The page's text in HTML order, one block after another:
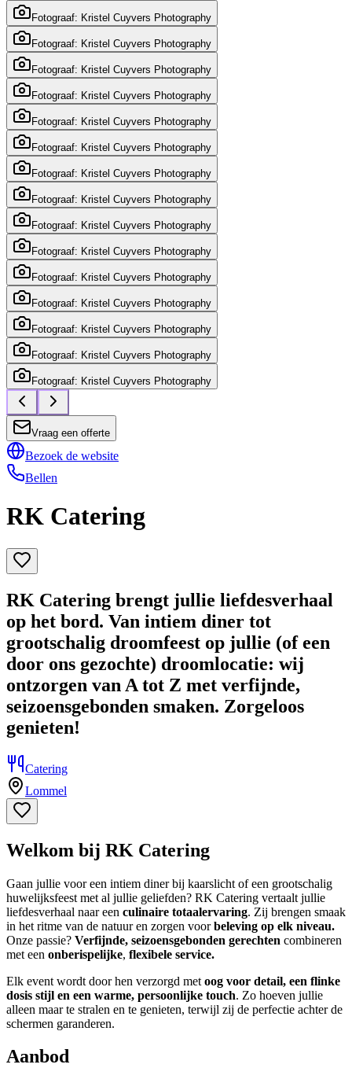
Fotograaf: Kristel Cuyvers Photography
Fotograaf: Kristel Cuyvers Photography
Fotograaf: Kristel Cuyvers Photography
Fotograaf: Kristel Cuyvers Photography
Fotograaf: Kristel Cuyvers Photography
Fotograaf: Kristel Cuyvers Photography
Fotograaf: Kristel Cuyvers Photography
Fotograaf: Kristel Cuyvers Photography
Fotograaf: Kristel Cuyvers Photography
Fotograaf: Kristel Cuyvers Photography
Fotograaf: Kristel Cuyvers Photography
Fotograaf: Kristel Cuyvers Photography
Fotograaf: Kristel Cuyvers Photography
Fotograaf: Kristel Cuyvers Photography
Fotograaf: Kristel Cuyvers Photography
Vraag een offerte
Bezoek de website
Bellen
RK Catering
RK Catering brengt jullie liefdesverhaal
op het bord. Van intiem diner tot
grootschalig droomfeest op jullie (of een
door ons gezochte) droomlocatie: wij
ontzorgen van A tot Z met verfijnde,
seizoensgebonden smaken. Zorgeloos
genieten!
Catering
Lommel
Welkom bij RK Catering
Gaan jullie voor een intiem diner bij kaarslicht of een grootschalig
huwelijksfeest met al jullie geliefden? RK Catering vertaalt jullie
liefdesverhaal naar een culinaire totaalervaring. Zij brengen smaak
in het ritme van de natuur en zorgen voorbeleving op elk niveau.
Onze passie? Verfijnde, seizoensgebonden gerechten combineren
met een onberispelijke, flexibele service.
Elk event wordt door hen verzorgd met oog voor detail, een flinke
dosis stijl en een warme, persoonlijke touch. Zo hoeven jullie
alleen maar te stralen en te genieten, terwijl zij de perfectie achter de
schermen garanderen.
Aanbod